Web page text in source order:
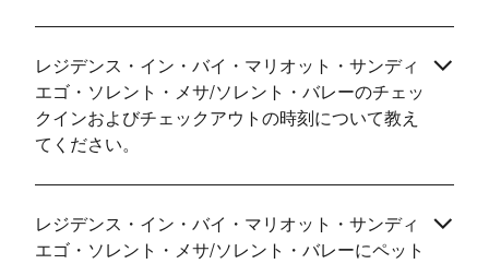
レジデンス・イン・バイ・マリオット・サンディ
エゴ・ソレント・メサ/ソレント・バレーのチェッ
クインおよびチェックアウトの時刻について教え
てください。
レジデンス・イン・バイ・マリオット・サンディ
エゴ・ソレント・メサ/ソレント・バレーにペット